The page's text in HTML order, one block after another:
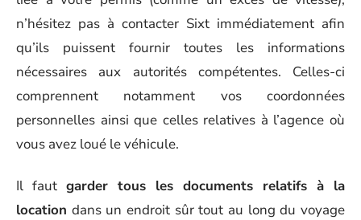
n’hésitez pas à contacter Sixt immédiatement afin
qu’ils puissent fournir toutes les informations
nécessaires aux autorités compétentes. Celles-ci
comprennent notamment vos coordonnées
personnelles ainsi que celles relatives à l’agence où
vous avez loué le véhicule.
Il faut garder tous les documents relatifs à la
location dans un endroit sûr tout au long du voyage